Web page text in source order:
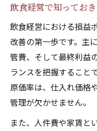
飲食経営で知ってお
飲食経営における損益
改善の第一歩です。主
管費、そして最終利益
ランスを把握すること
原価率は、仕入れ価格
管理が欠かせません。
また、人件費や家賃と